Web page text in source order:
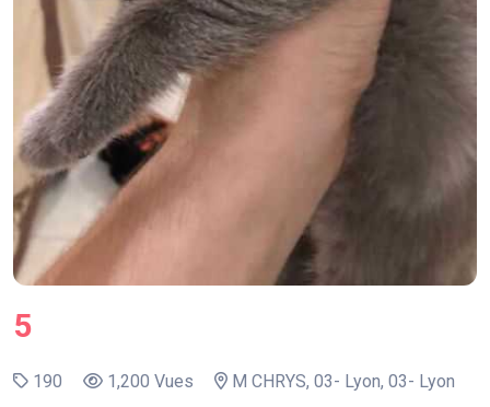
5
190 1,200 Vues M CHRYS, 03- Lyon, 03- Lyon